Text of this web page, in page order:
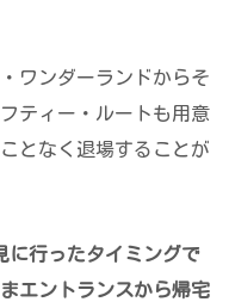
ワンダーランドからそ
ティー・ルートも用意
となく退場することが
に行ったタイミングで
エントランスから帰宅